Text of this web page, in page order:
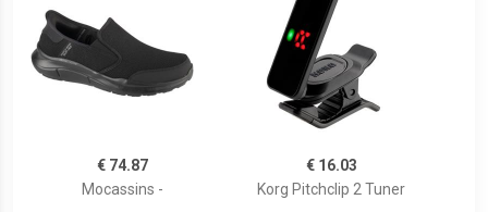
€ 74.87
Mocassins -
€ 16.03
Korg Pitchclip 2 Tuner